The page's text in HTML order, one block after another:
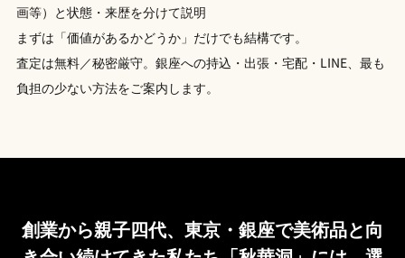
画等）と状態・来歴を分けて説明
まずは「価値があるかどうか」だけでも結構です。
査定は無料／秘密厳守。銀座への持込・出張・宅配・LINE、最も
負担の少ない方法をご案内します。
創業から親子四代、東京・銀座で美術品と向